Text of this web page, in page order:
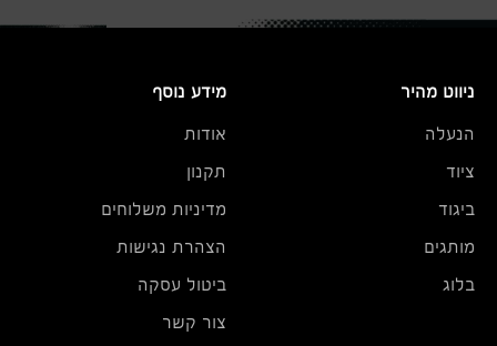
ניווט מהיר
הנעלה
ציוד
ביגוד
מותגים
בלוג
מידע נוסף
אודות
תקנון
מדיניות משלוחים
הצהרת נגישות
ביטול עסקה
צור קשר